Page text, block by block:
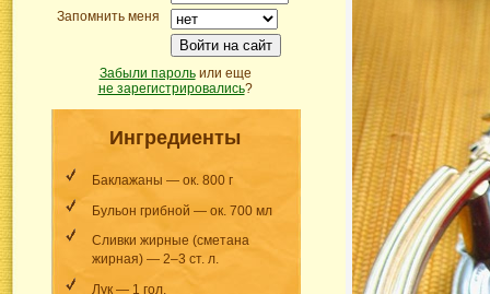
Запомнить меня
Войти на сайт
Забыли парольили еще
не зарегистрировались?
Ингредиенты
Баклажаны — ок. 800 г
Бульон грибной — ок. 700 мл
Сливки жирные (сметана
жирная) — 2–3 ст. л.
Лук — 1 гол.